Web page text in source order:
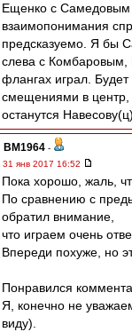
Ещенко с Самедовым
взаимопонимания
предсказуемо. Я бы
слева с Комбаровым,
флангах играл. Будет
смещениями в центр,
останутся Навесову(ц)
BM1964 -
31 янв 2017 16:52
Пока хорошо, жаль,
По сравнению с
обратил внимание,
что играем очень
Впереди похуже, но
Понравился
Я, конечно не
виду).